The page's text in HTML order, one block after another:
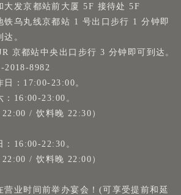
大发京都站前大厦 5F 接待处 5F
铁乌丸线京都站 1 号出口步行 1 分钟即
达。
京都站中央出口步行 3 分钟即可到达。
2018-8982
日：17:00-23:00。
：16:00-23:00。
/ 饮料晚 22:30）
：16:00-22:30。
/ 饮料晚 22:00）
营业时间前举办宴会！(可享受提前和延